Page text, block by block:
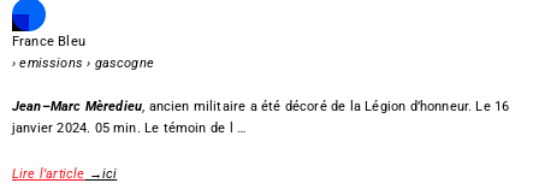
France Bleu
› emissions › gascogne
Jean–Marc Mèredieu, ancien militaire a été décoré de la Légion d’honneur. Le 16
janvier 2024. 05 min. Le témoin de l …
Lire l’article →ici